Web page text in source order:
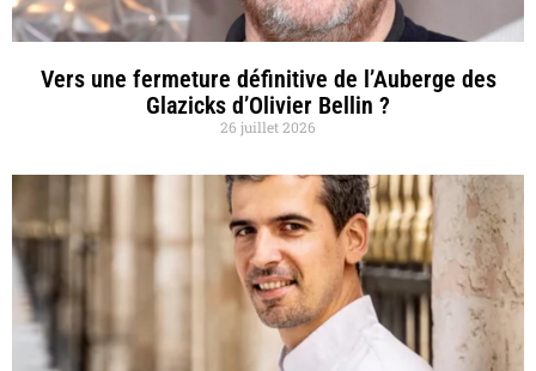
Vers une fermeture définitive de l’Auberge des
Glazicks d’Olivier Bellin ?
26 juillet 2026